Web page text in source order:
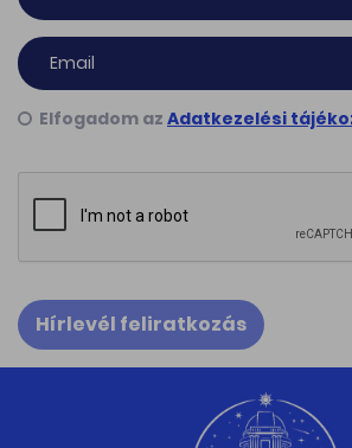
Elfogadom az Adatkezelési
Hírlevél feliratkozás